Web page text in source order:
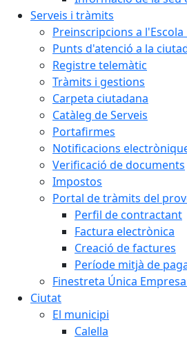
Serveis i tràmits
Preinscripcions a
Punts d'atenció a la
Registre telemàtic
Tràmits i gestions
Carpeta ciutadana
Catàleg de Serveis
Portafirmes
Notificacions
Verificació de documents
Impostos
Portal de tràmits del
Perfil de contractant
Factura electrònica
Creació de factures
Període mitjà de
Finestreta Única
Ciutat
El municipi
Calella